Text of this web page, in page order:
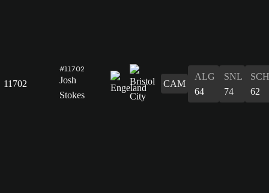
11702
#11702
Josh
Stokes
CAM
ALG
64
SNL
74
SCH
62